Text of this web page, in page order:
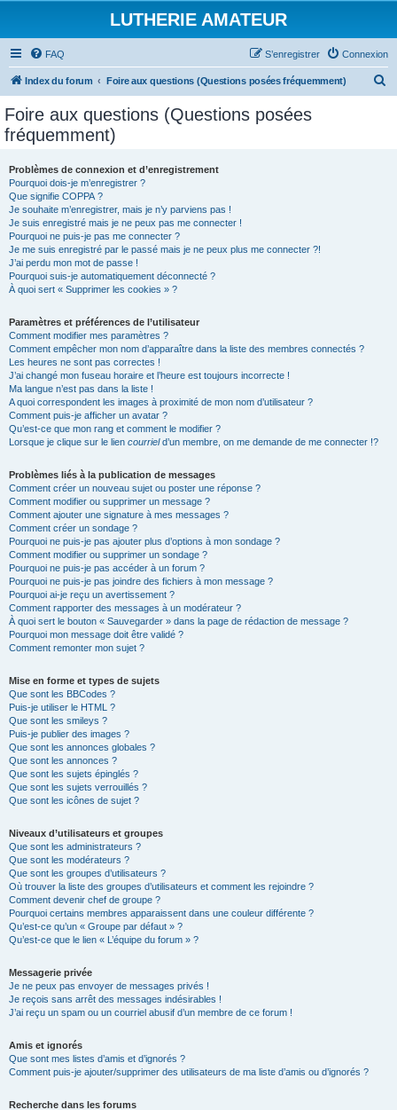
LUTHERIE AMATEUR
FAQ Connexion
S’enregistrer
Index du forum Foire aux questions (Questions posées fréquemment)
Foire aux questions (Questions posées
fréquemment)
Problèmes de connexion et d’enregistrement
Pourquoi dois-je m’enregistrer ?
Que signifie COPPA ?
Je souhaite m’enregistrer, mais je n’y parviens pas !
Je suis enregistré mais je ne peux pas me connecter !
Pourquoi ne puis-je pas me connecter ?
Je me suis enregistré par le passé mais je ne peux plus me connecter ?!
J’ai perdu mon mot de passe !
Pourquoi suis-je automatiquement déconnecté ?
À quoi sert « Supprimer les cookies » ?
Paramètres et préférences de l’utilisateur
Comment modifier mes paramètres ?
Comment empêcher mon nom d’apparaître dans la liste des membres connectés ?
Les heures ne sont pas correctes !
J’ai changé mon fuseau horaire et l’heure est toujours incorrecte !
Ma langue n’est pas dans la liste !
A quoi correspondent les images à proximité de mon nom d’utilisateur ?
Comment puis-je afficher un avatar ?
Qu’est-ce que mon rang et comment le modifier ?
Lorsque je clique sur le lien courrield’un membre, on me demande de me connecter !?
Problèmes liés à la publication de messages
Comment créer un nouveau sujet ou poster une réponse ?
Comment modifier ou supprimer un message ?
Comment ajouter une signature à mes messages ?
Comment créer un sondage ?
Pourquoi ne puis-je pas ajouter plus d’options à mon sondage ?
Comment modifier ou supprimer un sondage ?
Pourquoi ne puis-je pas accéder à un forum ?
Pourquoi ne puis-je pas joindre des fichiers à mon message ?
Pourquoi ai-je reçu un avertissement ?
Comment rapporter des messages à un modérateur ?
À quoi sert le bouton « Sauvegarder » dans la page de rédaction de message ?
Pourquoi mon message doit être validé ?
Comment remonter mon sujet ?
Mise en forme et types de sujets
Que sont les BBCodes ?
Puis-je utiliser le HTML ?
Que sont les smileys ?
Puis-je publier des images ?
Que sont les annonces globales ?
Que sont les annonces ?
Que sont les sujets épinglés ?
Que sont les sujets verrouillés ?
Que sont les icônes de sujet ?
Niveaux d’utilisateurs et groupes
Que sont les administrateurs ?
Que sont les modérateurs ?
Que sont les groupes d’utilisateurs ?
Où trouver la liste des groupes d’utilisateurs et comment les rejoindre ?
Comment devenir chef de groupe ?
Pourquoi certains membres apparaissent dans une couleur différente ?
Qu’est-ce qu’un « Groupe par défaut » ?
Qu’est-ce que le lien « L’équipe du forum » ?
Messagerie privée
Je ne peux pas envoyer de messages privés !
Je reçois sans arrêt des messages indésirables !
J’ai reçu un spam ou un courriel abusif d’un membre de ce forum !
Amis et ignorés
Que sont mes listes d’amis et d’ignorés ?
Comment puis-je ajouter/supprimer des utilisateurs de ma liste d’amis ou d’ignorés ?
Recherche dans les forums